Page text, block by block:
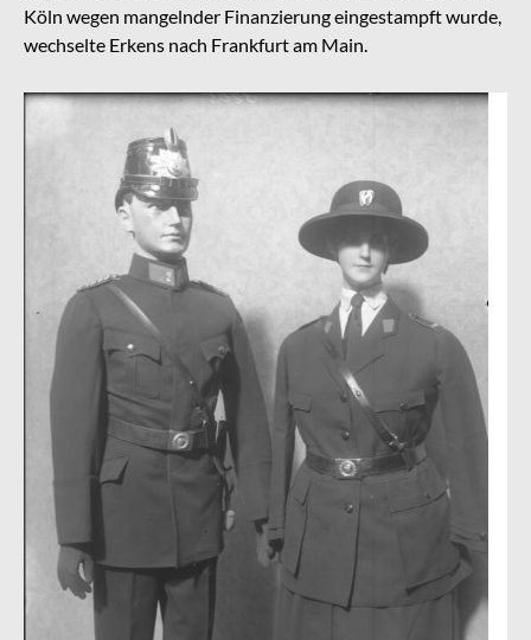
Köln wegen mangelnder Finanzierung eingestampft wurde,
wechselte Erkens nach Frankfurt am Main.